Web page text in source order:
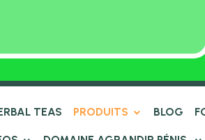
TEAS PRODUITS BLOG